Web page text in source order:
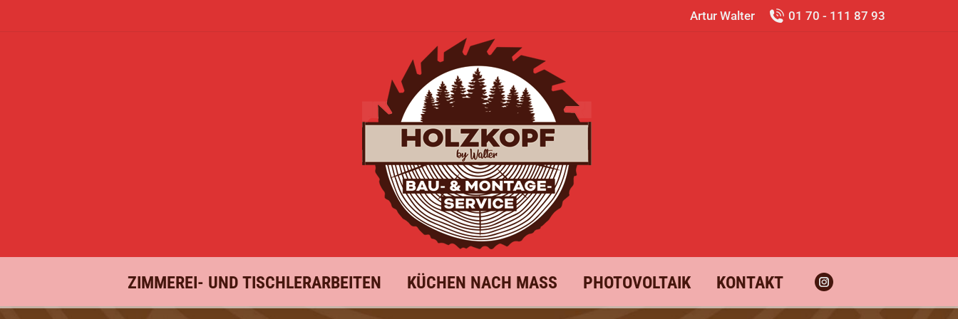
Artur Walter 01 70 - 111 87 93
ZIMMEREI- UND TISCHLERARBEITEN KÜCHEN NACH MASS PHOTOVOLTAIK KONTAKT
Instagram
page